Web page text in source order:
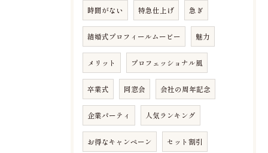
時間がない 特急仕上げ 急ぎ
結婚式プロフィールムービー 魅力
メリット プロフェッショナル風
卒業式 同窓会 会社の周年記念
企業パーティ 人気ランキング
お得なキャンペーン セット割引